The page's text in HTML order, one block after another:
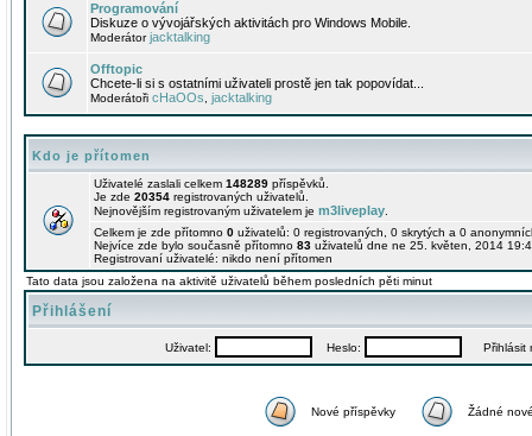
Programování
Diskuze o vývojářských aktivitách pro Windows Mobile.
Moderátorjacktalking
Offtopic
Chcete-li si s ostatními uživateli prostě jen tak popovídat...
Moderátoři cHaOOs jacktalking
Kdo je přítomen
Uživatelé zaslali celkem 148289 příspěvků.
Je zde 20354 registrovaných uživatelů.
Nejnovějším registrovaným uživatelem je m3liveplay
Celkem je zde přítomno 0 uživatelů: 0 registrovaných, 0 skrytých a 0
Nejvíce zde bylo současně přítomno 83 uživatelů dne ne 25. květen, 2014
Registrovaní uživatelé: nikdo není přítomen
Tato data jsou založena na aktivitě uživatelů během posledních pěti minut
Přihlášení
Uživatel: Heslo: Přihlásit
Nové příspěvky Žádné